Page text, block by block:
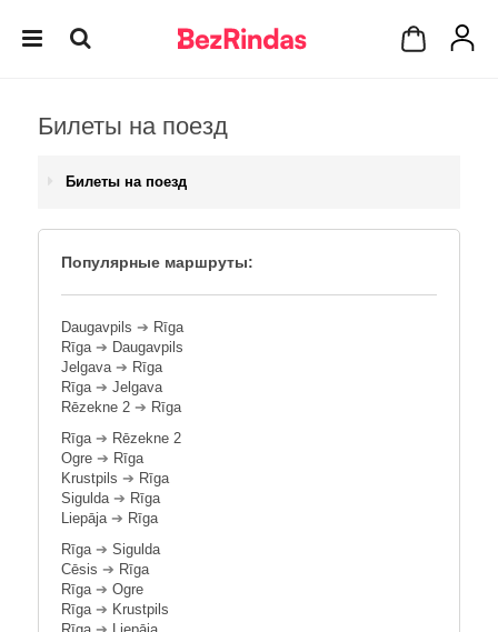
Билеты на поезд
Билеты на поезд
Популярные маршруты:
Daugavpils ➔ Rīga
Rīga➔ Daugavpils
Jelgava➔ Rīga
Rīga➔ Jelgava
Rēzekne 2 ➔ Rīga
Rīga➔ Rēzekne 2
Ogre ➔ Rīga
Krustpils ➔ Rīga
Sigulda➔ Rīga
Liepāja➔ Rīga
Rīga➔ Sigulda
Cēsis ➔ Rīga
Rīga➔ Ogre
Rīga➔ Krustpils